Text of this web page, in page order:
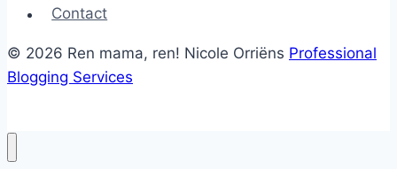
Contact
© 2026 Ren mama, ren! Nicole Orriëns Professional
Blogging Services